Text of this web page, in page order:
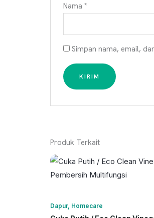
Nama*
Simpan nama, email,
Produk Terkait
Dapur, Homecare